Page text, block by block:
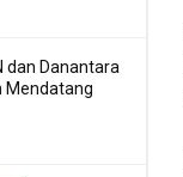
dan Danantara
Mendatang